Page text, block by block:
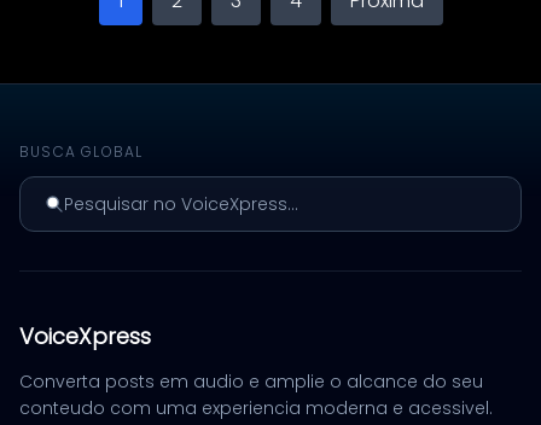
BUSCA GLOBAL
Pesquisar no VoiceXpress...
VoiceXpress
Converta posts em audio e amplie o alcance do seu
conteudo com uma experiencia moderna e acessivel.